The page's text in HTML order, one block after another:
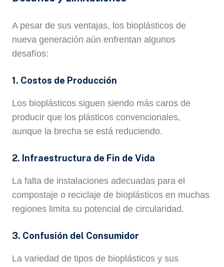
A pesar de sus ventajas, los bioplásticos de
nueva generación aún enfrentan algunos
desafíos:
1. Costos de Producción
Los bioplásticos siguen siendo más caros de
producir que los plásticos convencionales,
aunque la brecha se está reduciendo.
2. Infraestructura de Fin de Vida
La falta de instalaciones adecuadas para el
compostaje o reciclaje de bioplásticos en muchas
regiones limita su potencial de circularidad.
3. Confusión del Consumidor
La variedad de tipos de bioplásticos y sus